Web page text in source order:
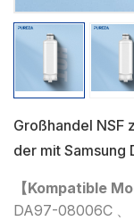
Großhandel NSF
der mit
【Kompatible
DA97-08006C 、